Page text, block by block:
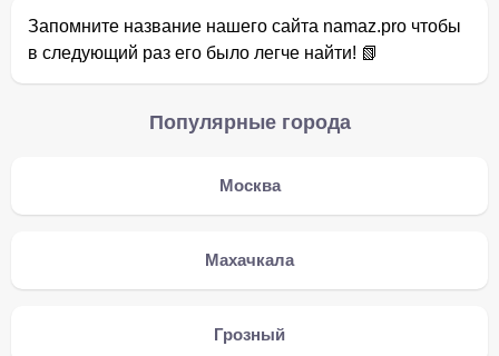
Запомните название нашего сайта namaz.pro чтобы
в следующий раз его было легче найти! 📗
Популярные города
Москва
Махачкала
Грозный